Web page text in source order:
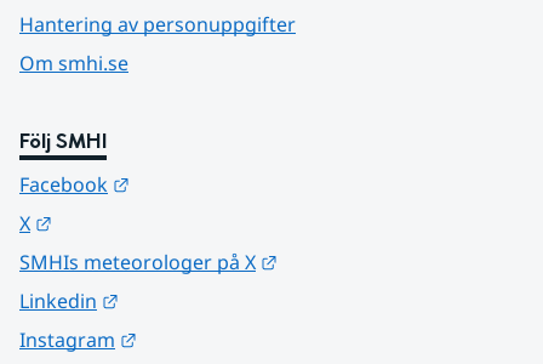
Hantering av personuppgifter
Om smhi.se
Följ SMHI
Facebook
X
SMHIs meteorologer på X
Linkedin
Instagram